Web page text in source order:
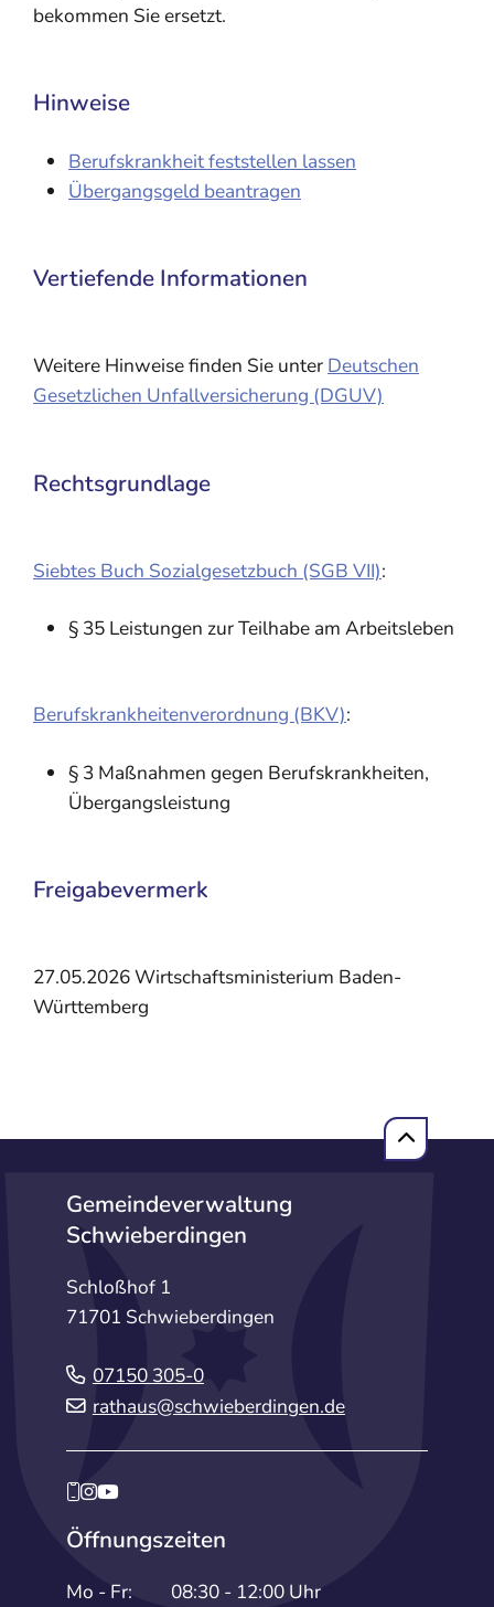
bekommen Sie ersetzt.
Hinweise
Berufskrankheit feststellen lassen
Übergangsgeld beantragen
Vertiefende Informationen
Weitere Hinweise finden Sie unter Deutschen
Gesetzlichen Unfallversicherung (DGUV)
Rechtsgrundlage
Siebtes Buch Sozialgesetzbuch (SGB VII):
§ 35 Leistungen zur Teilhabe am Arbeitsleben
Berufskrankheitenverordnung (BKV):
§ 3 Maßnahmen gegen Berufskrankheiten,
Übergangsleistung
Freigabevermerk
27.05.2026 Wirtschaftsministerium Baden-
Württemberg
Gemeindeverwaltung
Schwieberdingen
Schloßhof 1
71701 Schwieberdingen
07150 305-0
rathaus@schwieberdingen.de
Öffnungszeiten
Mo - Fr:
08:30 - 12:00 Uhr